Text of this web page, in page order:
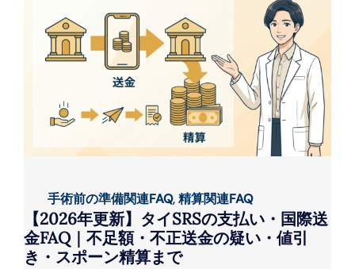
手術前の準備関連FAQ,精算関連FAQ
【2026年更新】タイSRSの支払い・国際送
金FAQ｜不足額・不正送金の疑い・値引
き・スポーン精算まで